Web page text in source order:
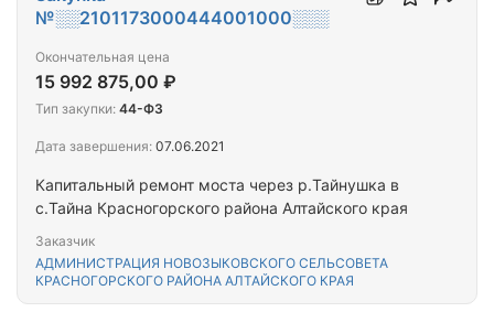
Капитальный ремонт моста через р.Тайнушка в
с.Тайна Красногорского района Алтайского края
Заказчик
АДМИНИСТРАЦИЯ НОВОЗЫКОВСКОГО СЕЛЬСОВЕТА
КРАСНОГОРСКОГО РАЙОНА АЛТАЙСКОГО КРАЯ
№░░2101173000444001000░░░
Окончательная цена
15 992 875,00 ₽
Тип закупки: 44-ФЗ
Дата завершения: 07.06.2021